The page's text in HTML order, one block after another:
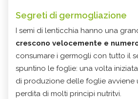
Segreti di germogliazione
I semi di lenticchia hanno una
crescono velocemente e
consumare i germogli con tutto il
spuntino le foglie: una volta
di produzione delle foglie avviene
perdita di molti principi nutritvi.